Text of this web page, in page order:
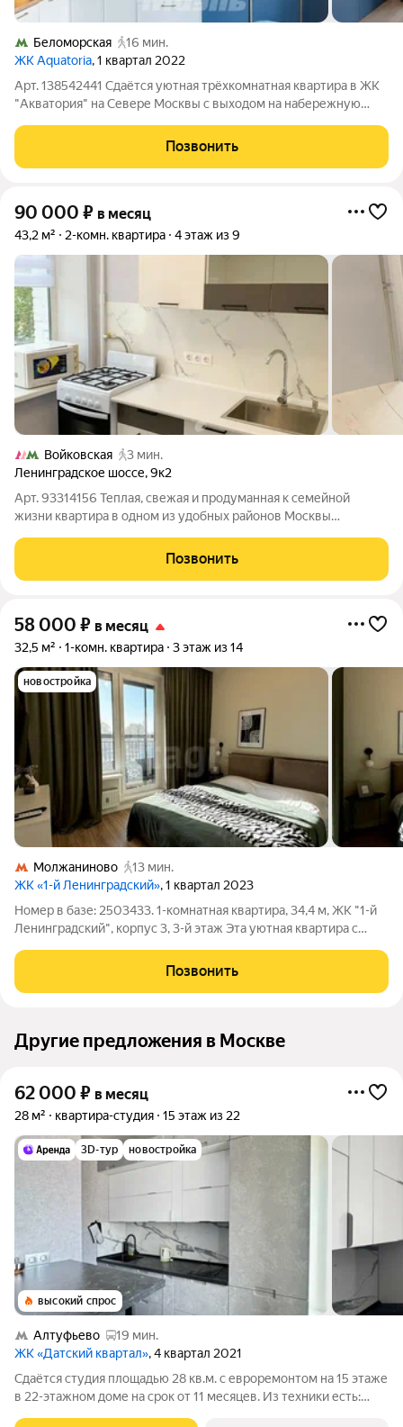
Беломорская
16 мин.
ЖК Aquatoria, 1 квартал 2022
Арт. 138542441 Сдаётся уютная трёхкомнатная квартира в ЖК
"Акватория" на Севере Москвы с выходом на набережную
ключи, подземный паркинг. Квартира имеет хорошую
планировку, сделан качественный
Позвонить
90 000 ₽ в месяц
43,2 м² 2-комн. квартира 4 этаж из 9
Войковская
3 мин.
Ленинградское шоссе,9к2
Арт. 93314156 Теплая, свежая и продуманная к семейной
жизни квартира в одном из удобных районов Москвы
мес. за 43,2 м с еврокачественным ремонтом и комфортной
планировкой. Это предложение для
Позвонить
58 000 ₽ в месяц
32,5 м² 1-комн. квартира 3 этаж из 14
новостройка
Молжаниново
13 мин.
ЖК «1-й Ленинградский», 1 квартал 2023
Номер в базе: 2503433. 1-комнатная квартира, 34,4 м, ЖК "1-й
Ленинградский", корпус 3, 3-й этаж Эта уютная квартира с
расположена в экологически чистом районе Молжаниново и
идеально подходит для
Позвонить
Другие предложения в Москве
62 000 ₽ в месяц
28 м² квартира-студия 15 этаж из 22
3D-тур новостройка
высокий спрос
Алтуфьево
19 мин.
ЖК «Датский квартал», 4 квартал 2021
Сдаётся студия площадью 28 кв.м. с евроремонтом на 15 этаже
в 22-этажном доме на срок от 11 месяцев. Из техники есть: